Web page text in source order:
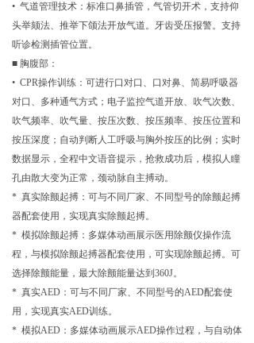
• 气道管理技术：标准口鼻插管，气管切开术，支持仰
头举颏法、推举下颌法开放气道。牙齿受压报警。支持
听诊检测插管位置。
■ 胸腹部：
• CPR操作训练：可进行口对口、口对鼻、简易呼吸器
对口、多种通气方式；电子监控气道开放、吹气次数、
吹气频率、吹气量、按压次数、按压频率、按压位置和
按压深度；自动判断人工呼吸与胸外按压的比例；实时
数据显示，全程中文语音提示，抢救成功后，模拟人瞳
孔由散大变为正常，颈动脉自主搏动。
* 真实除颤起搏：可与不同厂家、不同型号的除颤起搏
器配套使用，实现真实除颤起搏。
* 模拟除颤起搏：多媒体动画展示医用除颤仪操作流
程，与模拟除颤起搏器配套使用，可实现除颤起搏。可
选择除颤能量，最大除颤能量达到360J。
* 真实AED：可与不同厂家、不同型号的AED配套使
用，实现真实AED训练。
* 模拟AED：多媒体动画展示AED操作过程，与自动体